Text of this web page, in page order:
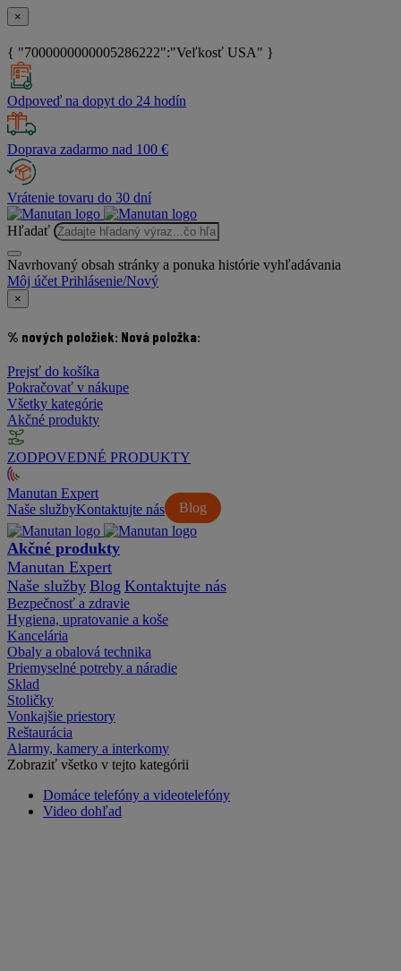
×
{ "7000000000005286222":"Veľkosť USA" }
Odpoveď na dopyt do 24 hodín
Doprava zadarmo nad 100 €
Vrátenie tovaru do 30 dní
Hľadať
Navrhovaný obsah stránky a ponuka histórie vyhľadávania
Môj účet Prihlásenie/Nový
×
% nových položiek: Nová položka:
Prejsť do košíka
Pokračovať v nákupe
Všetky kategórie
Akčné produkty
ZODPOVEDNÉ PRODUKTY
Manutan Expert
Naše služby
Blog
Kontaktujte nás
Akčné produkty
Manutan Expert
Naše služby Blog Kontaktujte nás
Bezpečnosť a zdravie
Hygiena, upratovanie a koše
Kancelária
Obaly a obalová technika
Priemyselné potreby a náradie
Sklad
Stoličky
Vonkajšie priestory
Reštaurácia
Alarmy, kamery a interkomy
Zobraziť všetko v tejto kategórii
Domáce telefóny a videotelefóny
Video dohľad